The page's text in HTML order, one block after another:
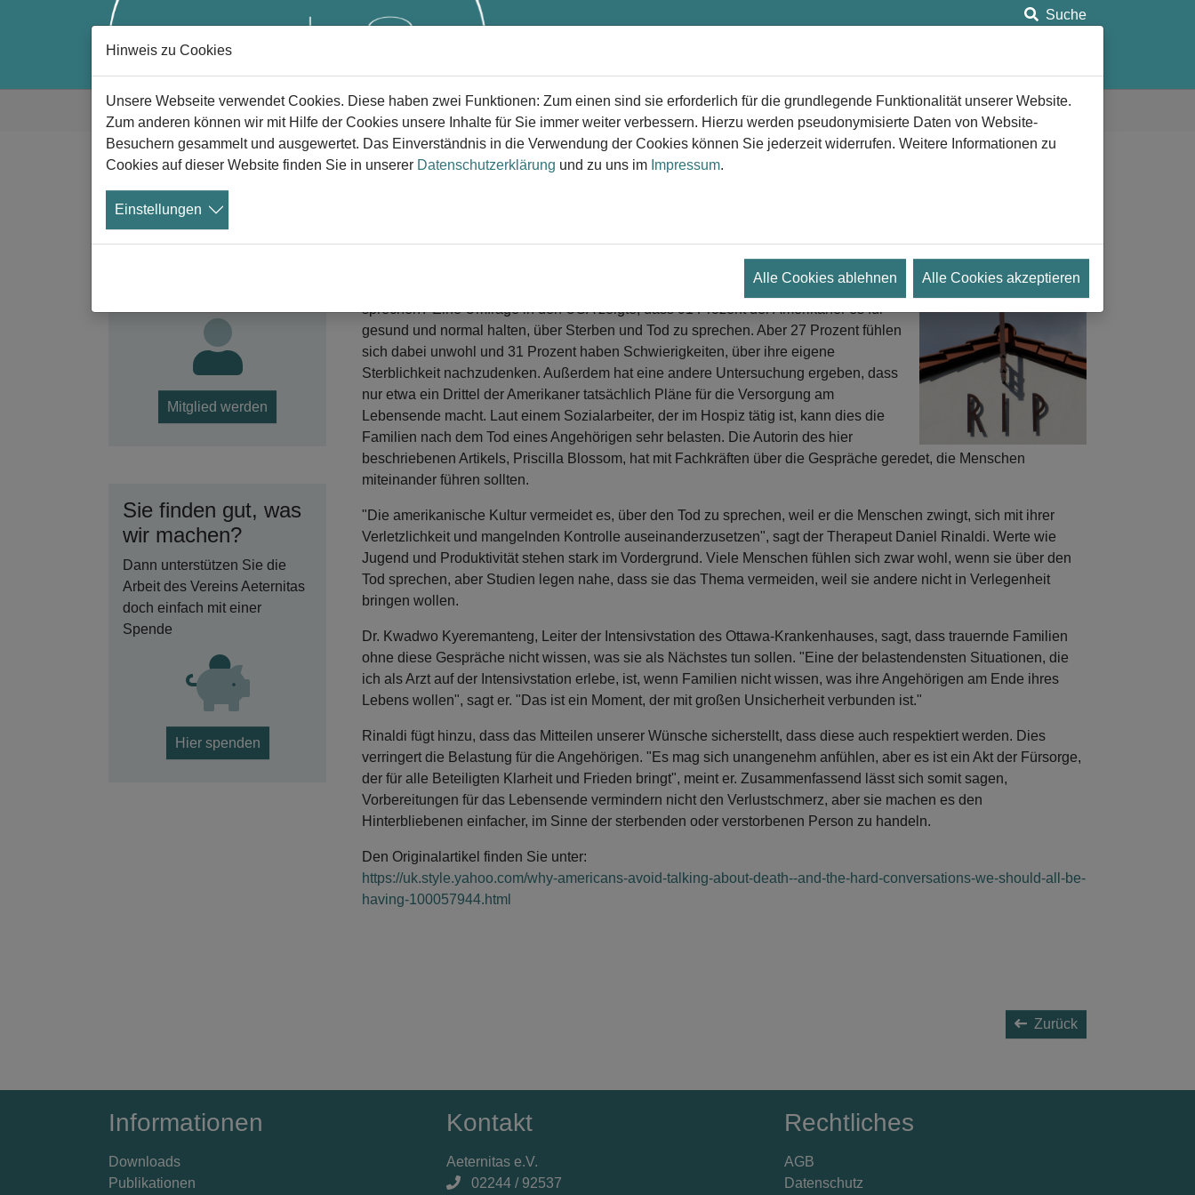
Zum Hauptinhalt springen
Suche
Sie sind hier:
Gute Trauer Alle News News Details
Werden Sie
Mitglied!
Mitglied werden
Sie finden gut, was
wir machen?
Dann unterstützen Sie die
Arbeit des Vereins Aeternitas
doch einfach mit einer
Spende
Hier spenden
Warum Amerikaner es vermeiden, über den Tod zu sprechen
Der Tod holt uns alle ein. Warum also vermeiden so viele Menschen, darüber zu
sprechen? Eine Umfrage in den USA zeigte, dass 91 Prozent der Amerikaner es für
gesund und normal halten, über Sterben und Tod zu sprechen. Aber 27 Prozent fühlen
sich dabei unwohl und 31 Prozent haben Schwierigkeiten, über ihre eigene
Sterblichkeit nachzudenken. Außerdem hat eine andere Untersuchung ergeben, dass
nur etwa ein Drittel der Amerikaner tatsächlich Pläne für die Versorgung am
Lebensende macht. Laut einem Sozialarbeiter, der im Hospiz tätig ist, kann dies die
Familien nach dem Tod eines Angehörigen sehr belasten. Die Autorin des hier
beschriebenen Artikels, Priscilla Blossom, hat mit Fachkräften über die Gespräche geredet, die Menschen
miteinander führen sollten.
"Die amerikanische Kultur vermeidet es, über den Tod zu sprechen, weil er die Menschen zwingt, sich mit ihrer
Verletzlichkeit und mangelnden Kontrolle auseinanderzusetzen", sagt der Therapeut Daniel Rinaldi. Werte wie
Jugend und Produktivität stehen stark im Vordergrund. Viele Menschen fühlen sich zwar wohl, wenn sie über den
Tod sprechen, aber Studien legen nahe, dass sie das Thema vermeiden, weil sie andere nicht in Verlegenheit
bringen wollen.
Dr. Kwadwo Kyeremanteng, Leiter der Intensivstation des Ottawa-Krankenhauses, sagt, dass trauernde Familien
ohne diese Gespräche nicht wissen, was sie als Nächstes tun sollen. "Eine der belastendensten Situationen, die
ich als Arzt auf der Intensivstation erlebe, ist, wenn Familien nicht wissen, was ihre Angehörigen am Ende ihres
Lebens wollen", sagt er. "Das ist ein Moment, der mit großen Unsicherheit verbunden ist."
Rinaldi fügt hinzu, dass das Mitteilen unserer Wünsche sicherstellt, dass diese auch respektiert werden. Dies
verringert die Belastung für die Angehörigen. "Es mag sich unangenehm anfühlen, aber es ist ein Akt der Fürsorge,
der für alle Beteiligten Klarheit und Frieden bringt", meint er. Zusammenfassend lässt sich somit sagen,
Vorbereitungen für das Lebensende vermindern nicht den Verlustschmerz, aber sie machen es den
Hinterbliebenen einfacher, im Sinne der sterbenden oder verstorbenen Person zu handeln.
Den Originalartikel finden Sie unter:
https://uk.style.yahoo.com/why-americans-avoid-talking-about-death--and-the-hard-conversations-we-should-all-be-
having-100057944.html
Zurück
Informationen
Downloads
Publikationen
Kontakt
Aeternitas e.V.
02244 / 92537
Rechtliches
AGB
Datenschutz
Hinweis zu Cookies
Unsere Webseite verwendet Cookies. Diese haben zwei Funktionen: Zum einen sind sie erforderlich für die grundlegende Funktionalität unserer Website.
Zum anderen können wir mit Hilfe der Cookies unsere Inhalte für Sie immer weiter verbessern. Hierzu werden pseudonymisierte Daten von Website-
Besuchern gesammelt und ausgewertet. Das Einverständnis in die Verwendung der Cookies können Sie jederzeit widerrufen. Weitere Informationen zu
Cookies auf dieser Website finden Sie in unserer Datenschutzerklärung und zu uns im Impressum.
Einstellungen
Alle Cookies ablehnen Alle Cookies akzeptieren